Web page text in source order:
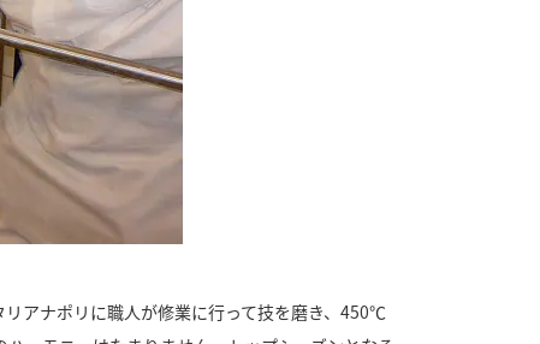
アナポリに職人が修業に行って技を磨き、450℃